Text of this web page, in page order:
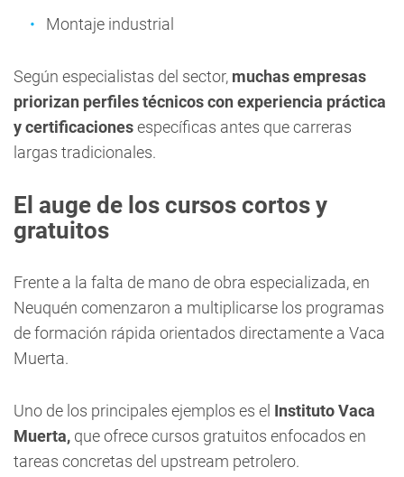
Montaje industrial
Según especialistas del sector, muchas empresas
priorizan perfiles técnicos con experiencia práctica
y certificacionesespecíficas antes que carreras
largas tradicionales.
El auge de los cursos cortos y
gratuitos
Frente a la falta de mano de obra especializada, en
Neuquén comenzaron a multiplicarse los programas
de formación rápida orientados directamente a Vaca
Muerta.
Uno de los principales ejemplos es el Instituto Vaca
Muerta, que ofrece cursos gratuitos enfocados en
tareas concretas del upstream petrolero.